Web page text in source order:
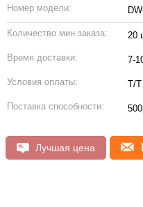
Номер модели:
Количество мин заказа: 20
Время доставки: 7-
Условия оплаты: Т/Т
Поставка способности:
Лучшая цена